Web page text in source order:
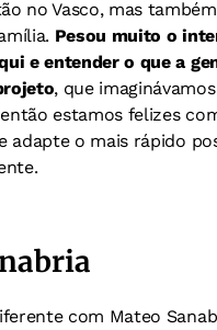
no Vasco, mas
Pesou muito o
e entender o que a
, que
estamos felizes
adapte o mais rápido
com Mateo